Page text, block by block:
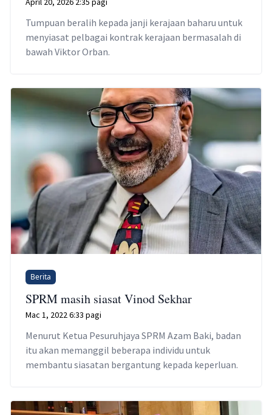
Tumpuan beralih kepada janji kerajaan baharu untuk
menyiasat pelbagai kontrak kerajaan bermasalah di
bawah Viktor Orban.
Berita
SPRM masih siasat Vinod Sekhar
Mac 1, 2022 6:33 pagi
Menurut Ketua Pesuruhjaya SPRM Azam Baki, badan
itu akan memanggil beberapa individu untuk
membantu siasatan bergantung kepada keperluan.